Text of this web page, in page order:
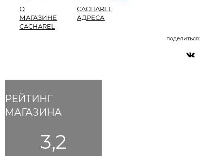
РЕЙТИНГ
МАГАЗИНА
3,2
О
МАГАЗИНЕ
CACHAREL
CACHAREL
АДРЕСА
поделиться: